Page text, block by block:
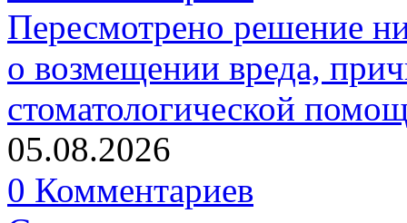
Пересмотрено решение
о возмещении вреда,
стоматологической
05.08.2026
0 Комментариев